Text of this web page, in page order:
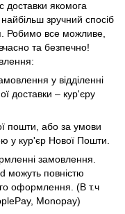
доставки якомога
зручний спосіб
Робимо все можливе,
та безпечно!
у відділенні
доставки – кур'єру
пошти, або за умови
у кур'єр Нової Пошти.
замовлення.
можуть повністю
оформлення. (В т.ч
Monopay)